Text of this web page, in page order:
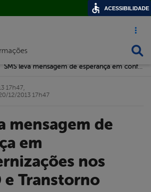
Acesso
de navegação
> SMS leva mensagem de esperança em confraternizações nos Caps AD e Transtorno
em
nos
e Transtorno
17h47,
12/2013 17h47
ACESSIBILIDADE